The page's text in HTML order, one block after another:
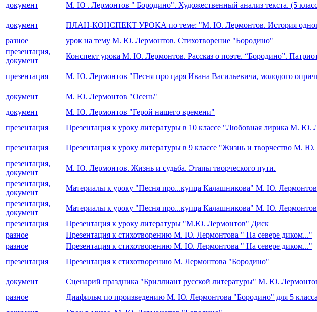
документ М. Ю . Лермонтов " Бородино". Художественный анализ текста. (5
документ ПЛАН-КОНСПЕКТ УРОКА по теме: "М. Ю. Лермонтов. История одного
разное
урок на тему М. Ю. Лермонтов. Стихотворение "Бородино"
презентация,
документ
Конспект урока М. Ю. Лермонтов. Рассказ о поэте. “Бородино”.
презентация М. Ю. Лермонтов "Песня про царя Ивана Васильевича, молодого
документ М. Ю. Лермонтов "Осень"
документ
М. Ю. Лермонтов "Герой нашего времени"
презентация
Презентация к уроку литературы в 10 классе "Любовная лирика М. Ю.
презентация Презентация к уроку литературы в 9 классе "Жизнь и творчество М.
презентация,
документ
М. Ю. Лермонтов. Жизнь и судьба. Этапы творческого пути.
презентация,
документ
Материалы к уроку "Песня про...купца Калашникова" М. Ю.
презентация,
документ
Материалы к уроку "Песня про...купца Калашникова" М. Ю.
презентация
Презентация к уроку литературы "М.Ю. Лермонтов" Диск
разное
Презентация к стихотворению М. Ю. Лермонтова " На севере диком..."
разное
Презентация к стихотворению М. Ю. Лермонтова " На севере диком..."
презентация
Презентация к стихотворению М. Лермонтова "Бородино"
документ Сценарий праздника "Бриллиант русской литературы" М. Ю.
разное
Диафильм по произведению М. Ю. Лермонтова "Бородино" для 5 класса